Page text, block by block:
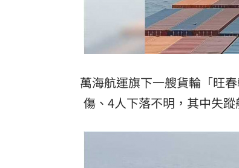
萬海航運旗下一艘貨輪「旺
傷、4人下落不明，其中失